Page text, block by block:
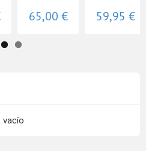
vacío
65,00 € 59,95 €